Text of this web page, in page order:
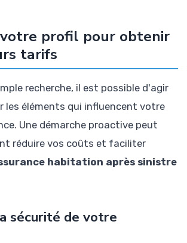
profil pour obtenir
tarifs
recherche, il est possible d'agir
les éléments qui influencent votre
Une démarche proactive peut
réduire vos coûts et faciliter
habitation après sinistre
sécurité de votre